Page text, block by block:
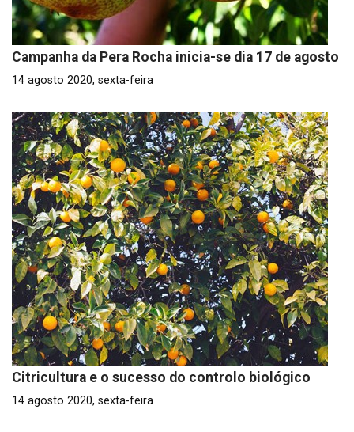
Campanha da Pera Rocha inicia-se dia 17 de agosto
14 agosto 2020, sexta-feira
Citricultura e o sucesso do controlo biológico
14 agosto 2020, sexta-feira